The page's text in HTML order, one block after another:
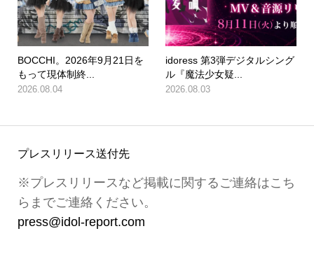
BOCCHI。2026年9月21日を
もって現体制終...
2026.08.04
idoress 第3弾デジタルシング
ル『魔法少女疑...
2026.08.03
プレスリリース送付先
※プレスリリースなど掲載に関するご連絡はこち
らまでご連絡ください。
press@idol-report.com